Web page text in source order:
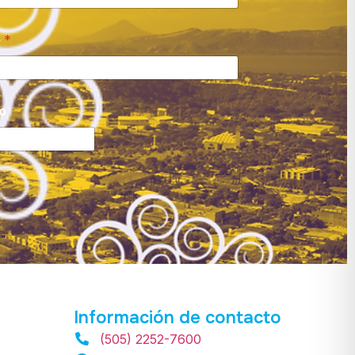
*
Información de contacto
(505) 2252-7600